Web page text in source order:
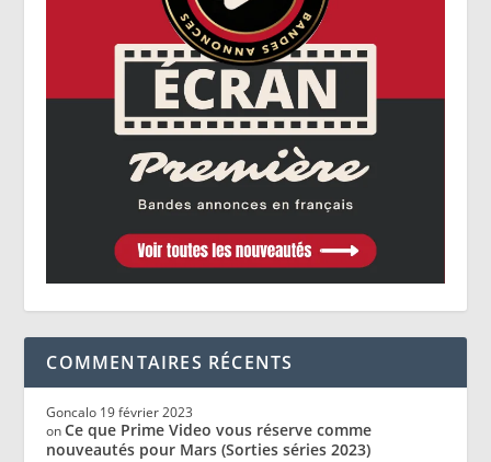
COMMENTAIRES RÉCENTS
Goncalo 19 février 2023
onCe que Prime Video vous réserve comme
nouveautés pour Mars (Sorties séries 2023)